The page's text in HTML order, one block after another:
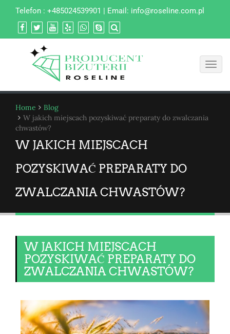
Telefon : +485024539901 | Email: info@roseline.com.pl
Home
Blog
W jakich miejscach pozyskiwać preparaty do zwalczania
chwastów?
W JAKICH MIEJSCACH
POZYSKIWAĆ PREPARATY DO
ZWALCZANIA CHWASTÓW?
W JAKICH MIEJSCACH
POZYSKIWAĆ PREPARATY DO
ZWALCZANIA CHWASTÓW?